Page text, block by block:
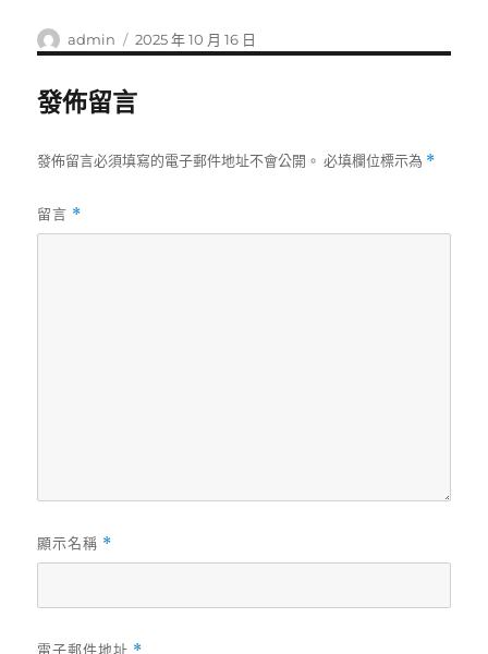
作
者
admin
發
佈
2025 年 10 月 16 日
發佈留言
發佈留言必須填寫的電子郵件地址不會公開。 必填欄位標示為 *
留言 *
顯示名稱 *
電子郵件地址